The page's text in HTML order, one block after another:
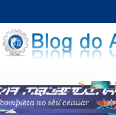
para
o
conteúdo